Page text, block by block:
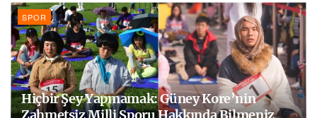
SPOR
Hiçbir Şey Yapmamak: Güney Kore’nin